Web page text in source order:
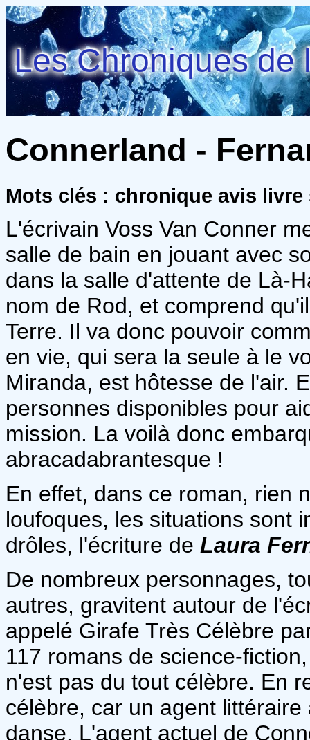
Les Chroniques de
Connerland -
Mots clés : chronique avis
L'écrivain Voss Van Conner
salle de bain en jouant avec
dans la salle d'attente de Là-
nom de Rod, et comprend
Terre. Il va donc pouvoir
en vie, qui sera la seule à le
Miranda, est hôtesse de l'air.
personnes disponibles pour
mission. La voilà donc
abracadabrantesque !
En effet, dans ce roman, rien
loufoques, les situations sont
drôles, l'écriture de Laura
De nombreux personnages,
autres, gravitent autour de
appelé Girafe Très Célèbre
117 romans de science-
n'est pas du tout célèbre. En
célèbre, car un agent
danse. L'agent actuel de